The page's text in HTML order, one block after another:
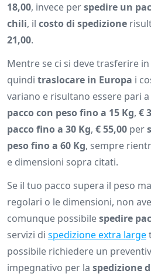
18,00, invece perspedire un
chili, il costo di spedizione
21,00.
Mentre se ci si deve trasferire
quindi traslocare in Europa i
variano e risultano essere pari a
pacco con peso fino a 15 Kg, €
pacco fino a 30 Kg, € 55,00 per
peso fino a 60 Kg, sempre
e dimensioni sopra citati.
Se il tuo pacco supera il peso
regolari o le dimensioni, non
comunque possibilespedire
servizi di spedizione extra large
possibile richiedere un
impegnativo per la spedizione